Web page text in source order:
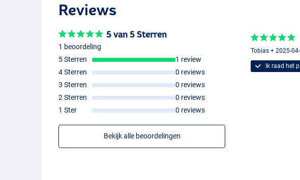
Standard
Reviews
5 van 5 Sterren
1 beoordeling
5 Sterren
1 review
4 Sterren
0 reviews
3 Sterren
0 reviews
2 Sterren
0 reviews
1 Ster
0 reviews
Bekijk alle beoordelingen
Tobias + 2025-
Ik raad het